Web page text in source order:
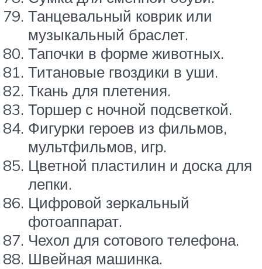
Танцевальный коврик или
музыкальный браслет.
Тапочки в форме животных.
Титановые гвоздики в уши.
Ткань для плетения.
Торшер с ночной подсветкой.
Фигурки героев из фильмов,
мультфильмов, игр.
Цветной пластилин и доска для
лепки.
Цифровой зеркальный
фотоаппарат.
Чехол для сотового телефона.
Швейная машинка.